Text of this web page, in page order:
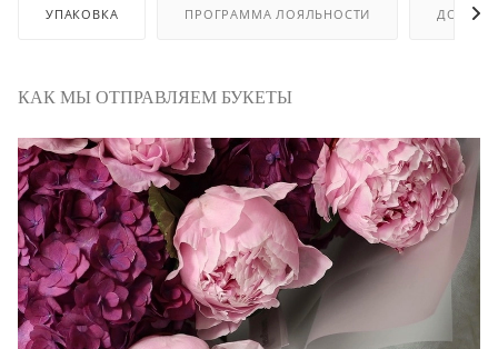
УПАКОВКА ПРОГРАММА ЛОЯЛЬНОСТИ
КАК МЫ ОТПРАВЛЯЕМ БУКЕТЫ